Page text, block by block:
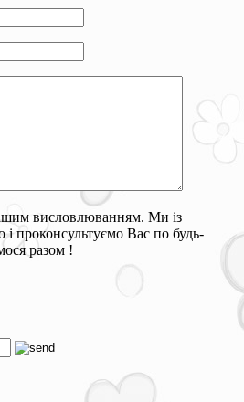
висловлюванням. Ми із
і проконсультуємо Вас по будь-
разом !